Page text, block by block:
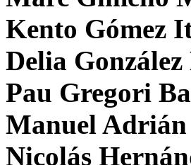
Kento Gómez
Delia González
Pau Gregori
Manuel
Nicolás